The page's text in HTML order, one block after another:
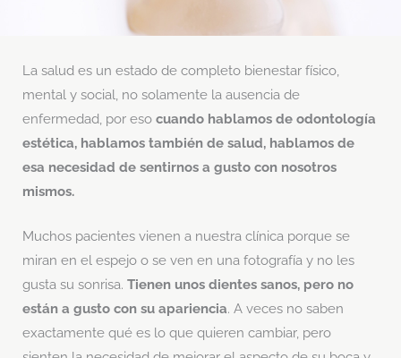
La salud es un estado de completo bienestar físico,
mental y social, no solamente la ausencia de
enfermedad, por eso cuando hablamos de odontología
estética, hablamos también de salud, hablamos de
esa necesidad de sentirnos a gusto con nosotros
mismos.
Muchos pacientes vienen a nuestra clínica porque se
miran en el espejo o se ven en una fotografía y no les
gusta su sonrisa. Tienen unos dientes sanos, pero no
están a gusto con su apariencia. A veces no saben
exactamente qué es lo que quieren cambiar, pero